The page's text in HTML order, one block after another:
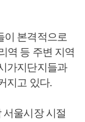
이 본격적으로
역 등 주변 지역
가지단지들과
지고 있다.
서울시장 시절